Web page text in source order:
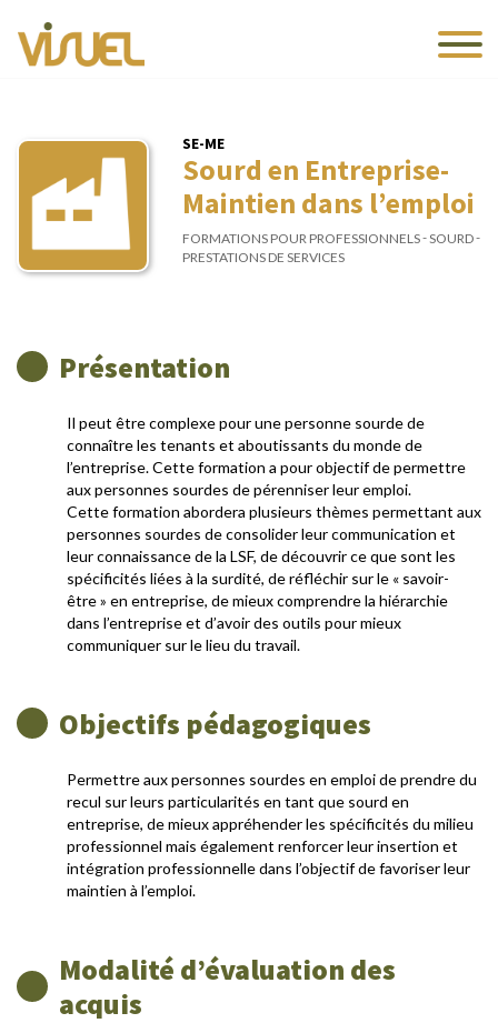
SE-ME
Sourd en Entreprise-
Maintien dans l’emploi
FORMATIONS POUR PROFESSIONNELS-SOURD-
PRESTATIONS DE SERVICES
Présentation
Il peut être complexe pour une personne sourde de
connaître les tenants et aboutissants du monde de
l’entreprise. Cette formation a pour objectif de permettre
aux personnes sourdes de pérenniser leur emploi.
Cette formation abordera plusieurs thèmes permettant aux
personnes sourdes de consolider leur communication et
leur connaissance de la LSF, de découvrir ce que sont les
spécificités liées à la surdité, de réfléchir sur le « savoir-
être » en entreprise, de mieux comprendre la hiérarchie
dans l’entreprise et d’avoir des outils pour mieux
communiquer sur le lieu du travail.
Objectifs pédagogiques
Permettre aux personnes sourdes en emploi de prendre du
recul sur leurs particularités en tant que sourd en
entreprise, de mieux appréhender les spécificités du milieu
professionnel mais également renforcer leur insertion et
intégration professionnelle dans l’objectif de favoriser leur
maintien à l’emploi.
Modalité d’évaluation des
acquis